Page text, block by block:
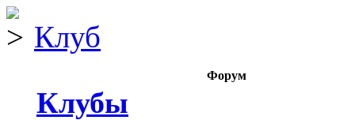
Клуб
Форум
Клубы